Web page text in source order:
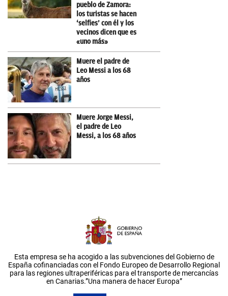
pueblo de Zamora:
los turistas se hacen
‘selfies’ con él y los
vecinos dicen que es
«uno más»
Muere el padre de
Leo Messi a los 68
años
Muere Jorge Messi,
el padre de Leo
Messi, a los 68 años
Esta empresa se ha acogido a las subvenciones del Gobierno de
España cofinanciadas con el Fondo Europeo de Desarrollo Regional
para las regiones ultraperiféricas para el transporte de mercancías
en Canarias.”Una manera de hacer Europa”